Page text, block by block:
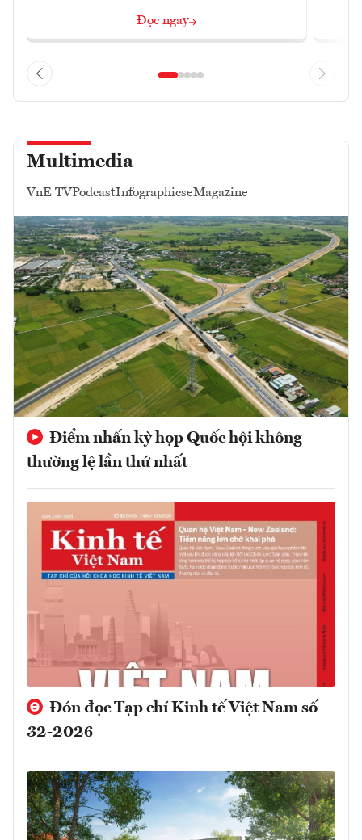
Đọc ngay
Multimedia
VnE TVPodcastInfographicseMagazine
Điểm nhấn kỳ họp Quốc hội không
thường lệ lần thứ nhất
Đón đọc Tạp chí Kinh tế Việt Nam số
32-2026